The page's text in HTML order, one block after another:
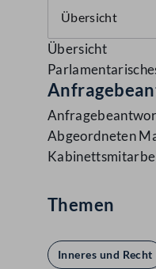
Übersicht
Abgeordneten
Themen
Inneres und Recht